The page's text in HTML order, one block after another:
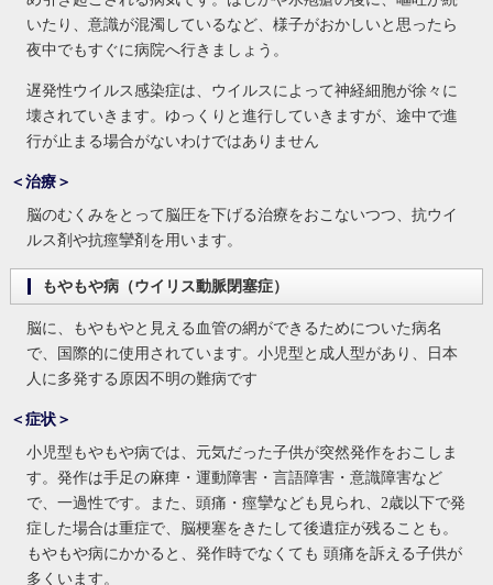
いたり、意識が混濁しているなど、様子がおかしいと思ったら
夜中でもすぐに病院へ行きましょう。
遅発性ウイルス感染症は、ウイルスによって神経細胞が徐々に
壊されていきます。ゆっくりと進行していきますが、途中で進
行が止まる場合がないわけではありません
＜治療＞
脳のむくみをとって脳圧を下げる治療をおこないつつ、抗ウイ
ルス剤や抗痙攣剤を用います。
もやもや病（ウイリス動脈閉塞症）
脳に、もやもやと見える血管の網ができるためについた病名
で、国際的に使用されています。小児型と成人型があり、日本
人に多発する原因不明の難病です
＜症状＞
小児型もやもや病では、元気だった子供が突然発作をおこしま
す。発作は手足の麻痺・運動障害・言語障害・意識障害など
で、一過性です。また、頭痛・痙攣なども見られ、2歳以下で発
症した場合は重症で、脳梗塞をきたして後遺症が残ることも。
もやもや病にかかると、発作時でなくても 頭痛を訴える子供が
多くいます。